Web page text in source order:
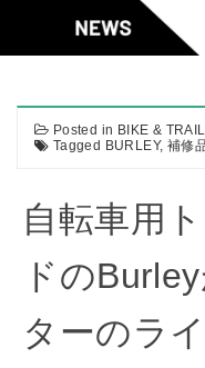
content
Posted in BIKE &
Tagged BURLEY, 補修
自転車用
ドの
ターのラ